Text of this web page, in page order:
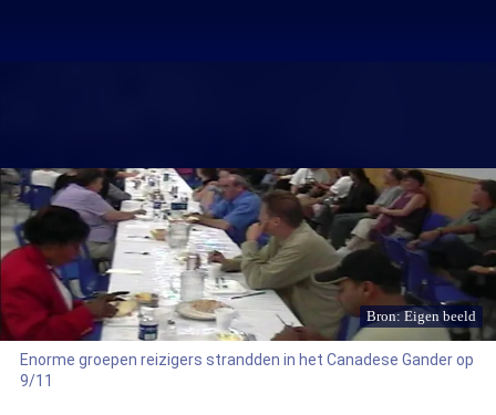
Bron: Eigen beeld
Enorme groepen reizigers strandden in het Canadese Gander op
9/11